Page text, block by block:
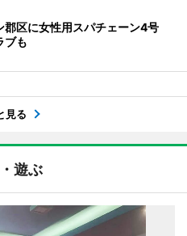
郡区に女性用スパチェーン4号
ブも
見る
遊ぶ